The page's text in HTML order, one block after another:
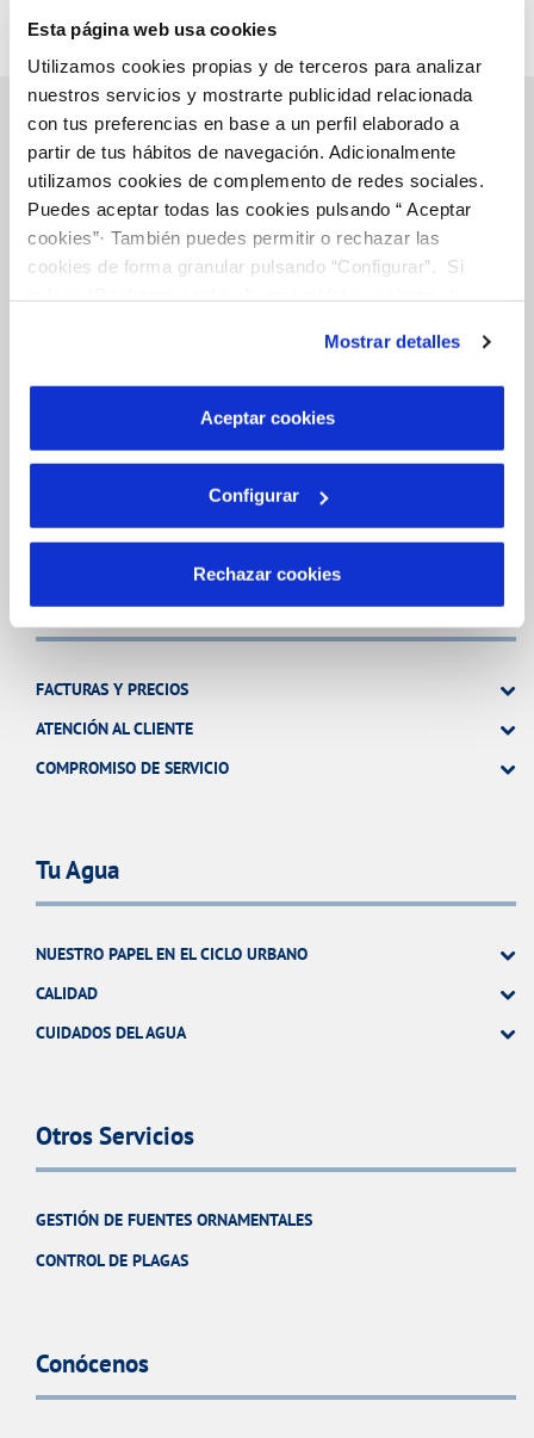
Esta página web usa cookies
Utilizamos cookies propias y de terceros para analizar
nuestros servicios y mostrarte publicidad relacionada
con tus preferencias en base a un perfil elaborado a
partir de tus hábitos de navegación. Adicionalmente
utilizamos cookies de complemento de redes sociales.
Puedes aceptar todas las cookies pulsando “ Aceptar
cookies”· También puedes permitir o rechazar las
cookies de forma granular pulsando “Configurar”. Si
son indispensables para que el sitio web funcione y que
por tanto no se pueden desactivar. Puedes consultar
más información en nuestraPolítica de Cookies
Mostrar detalles
Aceptar cookies
Configurar
Rechazar cookies
Gestiones Online
FACTURAS, PAGOS Y CONSUMOS
CONTRATOS
INCIDENCIAS
TODAS LAS GESTIONES
Tu Servicio
FACTURAS Y PRECIOS
ATENCIÓN AL CLIENTE
COMPROMISO DE SERVICIO
Tu Agua
NUESTRO PAPEL EN EL CICLO URBANO
CALIDAD
CUIDADOS DEL AGUA
Otros Servicios
GESTIÓN DE FUENTES ORNAMENTALES
CONTROL DE PLAGAS
Conócenos